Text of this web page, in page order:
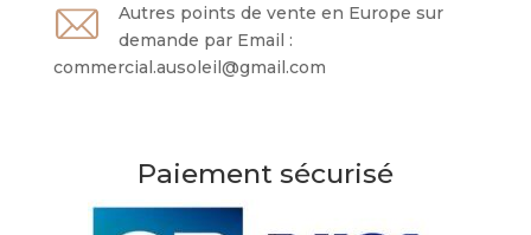
Autres points de vente en Europe sur
demande par Email :
commercial.ausoleil@gmail.com
Paiement sécurisé